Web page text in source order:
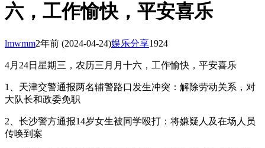
六，工作愉快，平安喜乐
lmwmm2年前 (2024-04-24)娱乐分享1924
4月24日星期三，农历三月月十六，工作愉快，平安喜乐
1、天津交警通报两名辅警路口发生冲突：解除劳动关系，对
大队长和政委免职
2、长沙警方通报14岁女生被同学殴打：将嫌疑人及在场人员
传唤到案